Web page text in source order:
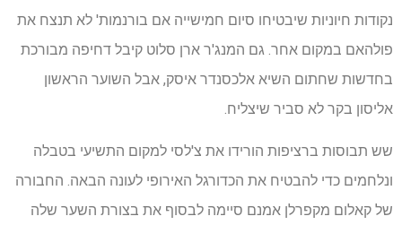
נקודות חיוניות שיבטיחו סיום חמישייה אם בורנמות' לא תנצח את
פולהאם במקום אחר. גם המנג'ר ארן סלוט קיבל דחיפה מבורכת
בחדשות שחתום השיא אלכסנדר איסק, אבל השוער הראשון
אליסון בקר לא סביר שיצליח.
שש תבוסות ברציפות הורידו את צ'לסי למקום התשיעי בטבלה
ונלחמים כדי להבטיח את הכדורגל האירופי לעונה הבאה. החבורה
של קאלום מקפרלן אמנם סיימה לבסוף את בצורת השער שלה